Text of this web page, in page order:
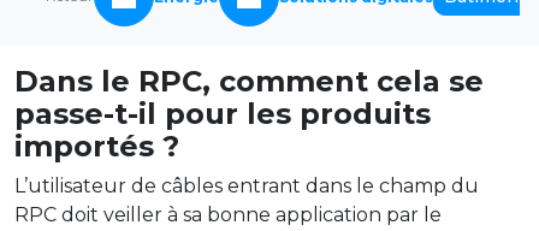
Dans le RPC, comment cela se
passe-t-il pour les produits
importés ?
L’utilisateur de câbles entrant dans le champ du
RPC doit veiller à sa bonne application par le